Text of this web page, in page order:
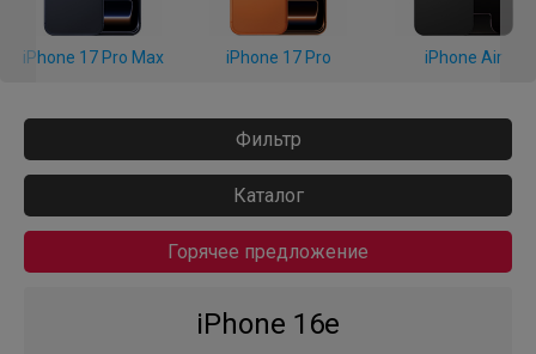
iPhone 17 Pro Max iPhone 17 Pro iPhone Air
Фильтр
Каталог
Горячее предложение
iPhone 16e